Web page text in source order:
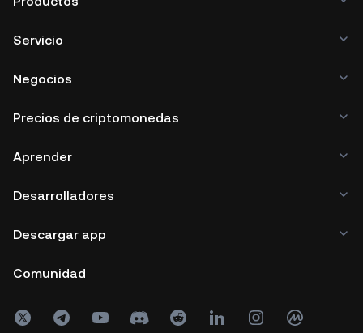
Servicio
Negocios
Precios de criptomonedas
Aprender
Desarrolladores
Descargar app
Comunidad